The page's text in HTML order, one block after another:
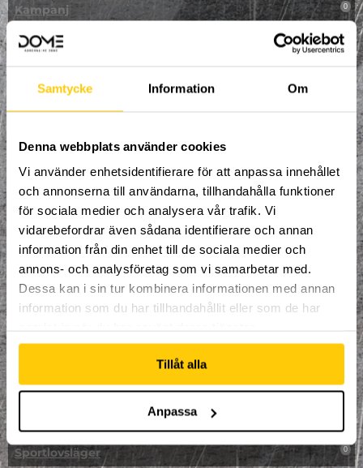
Samtycke Information Om
Denna webbplats använder cookies
Vi använder enhetsidentifierare för att anpassa innehållet
och annonserna till användarna, tillhandahålla funktioner
för sociala medier och analysera vår trafik. Vi
vidarebefordrar även sådana identifierare och annan
information från din enhet till de sociala medier och
annons- och analysföretag som vi samarbetar med.
Dessa kan i sin tur kombinera informationen med annan
information som du har tillhandahållit eller som de har
Tillåt alla
Anpassa
Kampanj 0
Kickbike 0
Klättring
LAN
Multisport
Mässa
NPF-Träning
Parkour
Påsk på Dome
Påsklovsläger 0
Skateboard 0
Sportlovsläger 0